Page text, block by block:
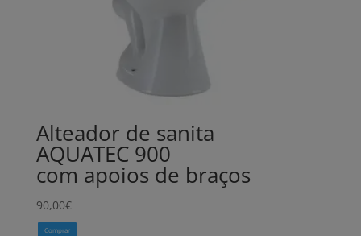
Alteador de sanita
AQUATEC 900
com apoios de braços
90,00€
Comprar